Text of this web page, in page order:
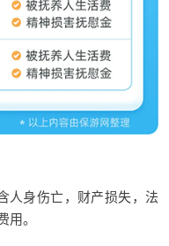
人身伤亡，财产损失，法
用。